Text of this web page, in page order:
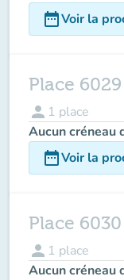
date_rangeVoir la
Place 6029
person 1 place
Aucun créneau
date_rangeVoir la
Place 6030
person 1 place
Aucun créneau